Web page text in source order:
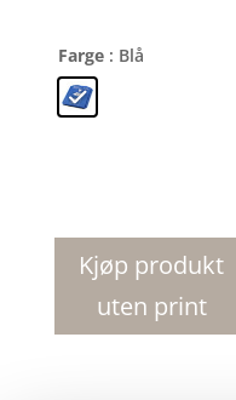
Farge : Blå
parkeringsskive
antall
Kjøp produkt
uten print